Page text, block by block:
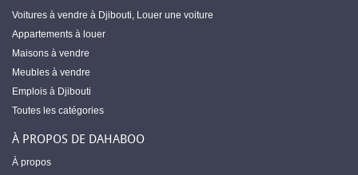
Voitures à vendre à Djibouti, Louer une voiture
Appartements à louer
Maisons à vendre
Meubles à vendre
Emplois à Djibouti
Toutes les catégories
À PROPOS DE DAHABOO
À propos